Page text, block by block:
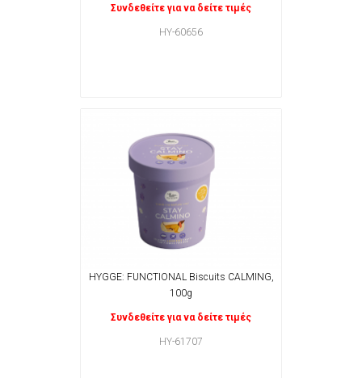
Συνδεθείτε για να δείτε τιμές
HY-60656
HYGGE: FUNCTIONAL Biscuits CALMING,
100g
Συνδεθείτε για να δείτε τιμές
HY-61707